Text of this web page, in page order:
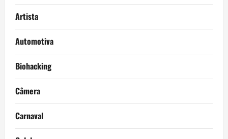
Artista
Automotiva
Biohacking
Câmera
Carnaval